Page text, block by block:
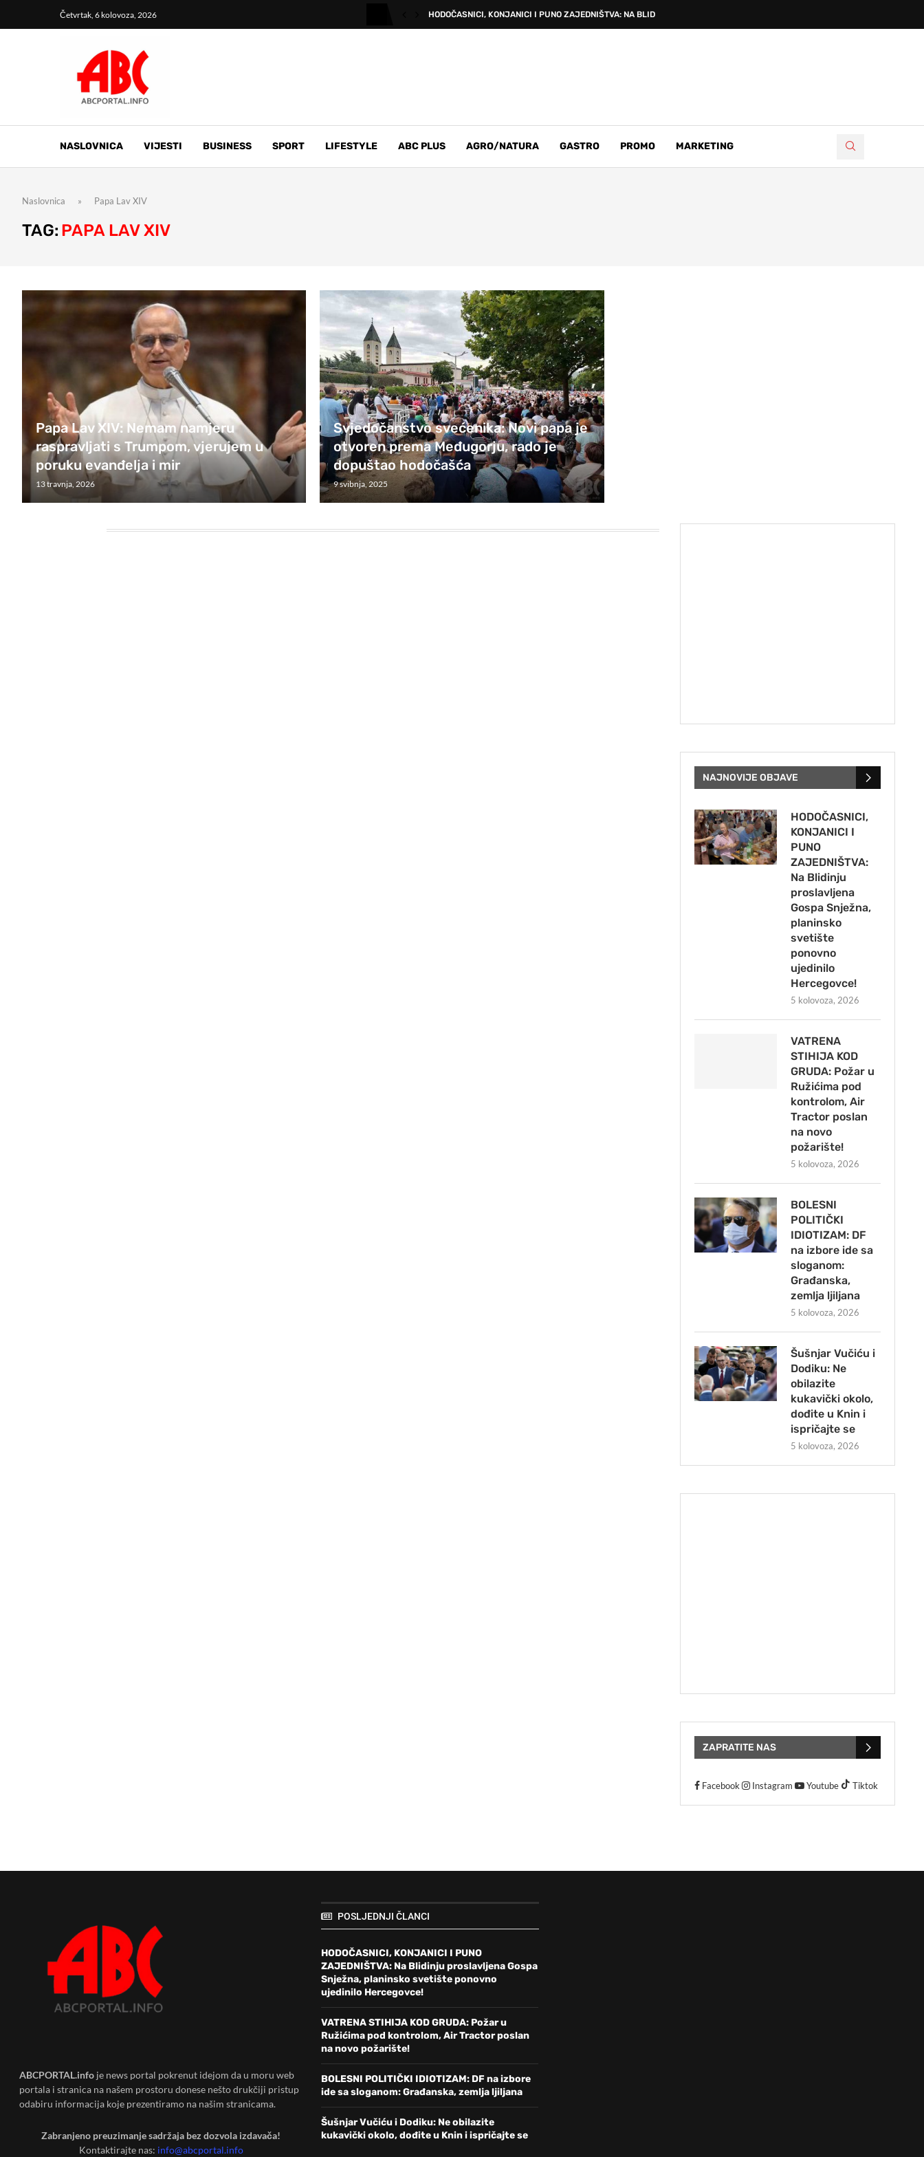
Četvrtak, 6 kolovoza, 2026 HODOČASNICI, KONJANICI I PUNO ZAJEDNIŠTVA: NA BLIDINJU PROSLAVLJENA...
NASLOVNICA VIJESTI BUSINESS SPORT LIFESTYLE ABC PLUS AGRO/NATURA GASTRO PROMO MARKETING
Naslovnica » Papa Lav XIV
TAG: PAPA LAV XIV
Papa Lav XIV: Nemam namjeru
raspravljati s Trumpom, vjerujem u
poruku evanđelja i mir
13 travnja, 2026
Svjedočanstvo svećenika: Novi papa je
otvoren prema Međugorju, rado je
dopuštao hodočašća
9 svibnja, 2025
NAJNOVIJE OBJAVE
HODOČASNICI,
KONJANICI I
PUNO
ZAJEDNIŠTVA:
Na Blidinju
proslavljena
Gospa Snježna,
planinsko
svetište
ponovno
ujedinilo
Hercegovce!
5 kolovoza, 2026
VATRENA
STIHIJA KOD
GRUDA: Požar u
Ružićima pod
kontrolom, Air
Tractor poslan
na novo
požarište!
5 kolovoza, 2026
BOLESNI
POLITIČKI
IDIOTIZAM: DF
na izbore ide sa
sloganom:
Građanska,
zemlja ljiljana
5 kolovoza, 2026
Šušnjar Vučiću i
Dodiku: Ne
obilazite
kukavički okolo,
dođite u Knin i
ispričajte se
5 kolovoza, 2026
ZAPRATITE NAS
Facebook Instagram Youtube Tiktok
ABCPORTAL.info je news portal pokrenut idejom da u moru web
portala i stranica na našem prostoru donese nešto drukčiji pristup
odabiru informacija koje prezentiramo na našim stranicama.
Zabranjeno preuzimanje sadržaja bez dozvola izdavača!
Kontaktirajte nas: info@abcportal.info
POSLJEDNJI ČLANCI
HODOČASNICI, KONJANICI I PUNO
ZAJEDNIŠTVA: Na Blidinju proslavljena Gospa
Snježna, planinsko svetište ponovno
ujedinilo Hercegovce!
VATRENA STIHIJA KOD GRUDA: Požar u
Ružićima pod kontrolom, Air Tractor poslan
na novo požarište!
BOLESNI POLITIČKI IDIOTIZAM: DF na izbore
ide sa sloganom: Građanska, zemlja ljiljana
Šušnjar Vučiću i Dodiku: Ne obilazite
kukavički okolo, dođite u Knin i ispričajte se